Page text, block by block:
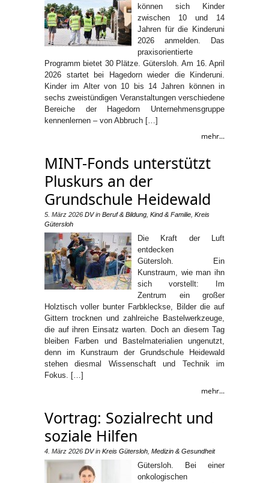
können sich Kinder
zwischen 10 und 14
Jahren für die Kinderuni
2026 anmelden. Das
praxisorientierte
Programm bietet 30 Plätze. Gütersloh. Am 16. April
2026 startet bei Hagedorn wieder die Kinderuni.
Kinder im Alter von 10 bis 14 Jahren können in
sechs zweistündigen Veranstaltungen verschiedene
Bereiche der Hagedorn Unternehmensgruppe
kennenlernen – von Abbruch […]
mehr...
MINT-Fonds unterstützt
Pluskurs an der
Grundschule Heidewald
5. März 2026 DVin Beruf & Bildung Kind & Familie Kreis
Gütersloh
Die Kraft der Luft
entdecken
Gütersloh. Ein
Kunstraum, wie man ihn
sich vorstellt: Im
Zentrum ein großer
Holztisch voller bunter Farbkleckse, Bilder die auf
Gittern trocknen und zahlreiche Bastelwerkzeuge,
die auf ihren Einsatz warten. Doch an diesem Tag
bleiben Farben und Bastelmaterialien ungenutzt,
denn im Kunstraum der Grundschule Heidewald
stehen diesmal Wissenschaft und Technik im
Fokus. […]
mehr...
Vortrag: Sozialrecht und
soziale Hilfen
4. März 2026 DVin Kreis Gütersloh Medizin & Gesundheit
Gütersloh. Bei einer
onkologischen